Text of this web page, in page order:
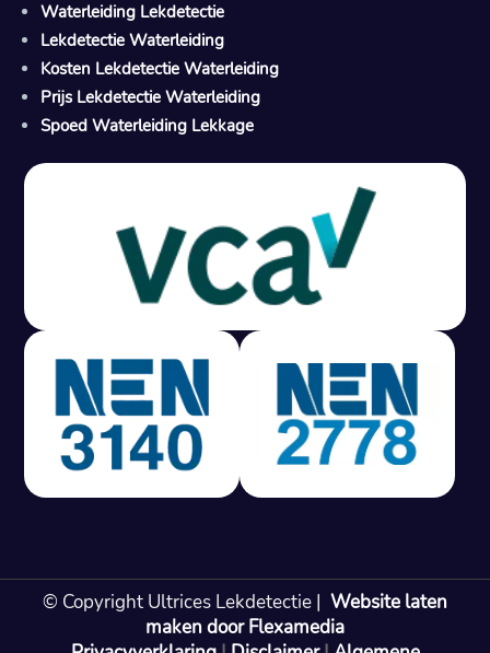
M
Gratis offerte in 24 uur
Geen lekkage? Geen betaling.
Vast tarief van € 395,- exc btw.
Rapport binnen 3 werkdagen.
100% RIsicovrij.
Vaak vergoed door verzekeraar.
Gratis offerte in 24 uur
Waterleiding Lekdetectie
Lekdetectie Waterleiding
Kosten Lekdetectie Waterleiding
Prijs Lekdetectie Waterleiding
Spoed Waterleiding Lekkage
© Copyright Ultrices Lekdetectie | Website laten
maken door Flexamedia